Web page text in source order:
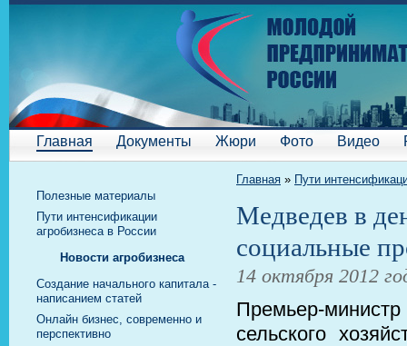
Главная Документы Жюри Фото Видео
Главная » Пути
Медведев в
социальные
14 октября 2012
Премьер-
сельского
Полезные материалы
Пути интенсификации
агробизнеса в России
Новости агробизнеса
Cоздание начального капитала -
написанием статей
Онлайн бизнес, современно и
перспективно